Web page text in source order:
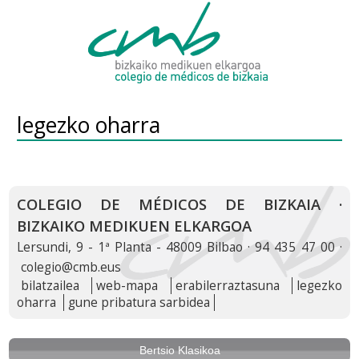
legezko oharra
COLEGIO DE MÉDICOS DE BIZKAIA ·
BIZKAIKO MEDIKUEN ELKARGOA
Lersundi, 9 - 1ª Planta - 48009 Bilbao · 94 435 47 00 ·
colegio@cmb.eus
bilatzailea
web-mapa erabilerraztasuna
legezko
oharra
gune pribatura sarbidea